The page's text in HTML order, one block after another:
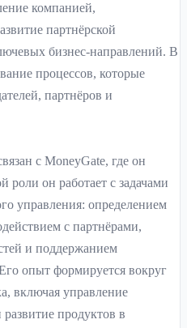
компанией,
партнёрской
бизнес-направлений. В
процессов, которые
партнёров и
с MoneyGate, где он
он работает с задачами
управления: определением
с партнёрами,
и поддержанием
опыт формируется вокруг
включая управление
продуктов в